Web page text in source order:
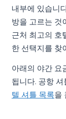
내부에 있습니
방을 고르는 것
근처 최고의 호
한 선택지를 찾
아래의 야간 요
됩니다. 공항
텔 셔틀 목록을